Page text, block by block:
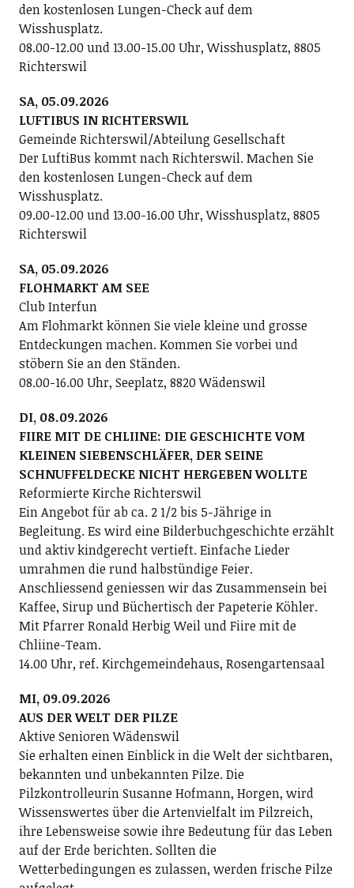
den kostenlosen Lungen-Check auf dem
Wisshusplatz.
08.00-12.00 und 13.00-15.00 Uhr, Wisshusplatz, 8805
Richterswil
SA, 05.09.2026
LUFTIBUS IN RICHTERSWIL
Gemeinde Richterswil/Abteilung Gesellschaft
Der LuftiBus kommt nach Richterswil. Machen Sie
den kostenlosen Lungen-Check auf dem
Wisshusplatz.
09.00-12.00 und 13.00-16.00 Uhr, Wisshusplatz, 8805
Richterswil
SA, 05.09.2026
FLOHMARKT AM SEE
Club Interfun
Am Flohmarkt können Sie viele kleine und grosse
Entdeckungen machen. Kommen Sie vorbei und
stöbern Sie an den Ständen.
08.00-16.00 Uhr, Seeplatz, 8820 Wädenswil
DI, 08.09.2026
FIIRE MIT DE CHLIINE: DIE GESCHICHTE VOM
KLEINEN SIEBENSCHLÄFER, DER SEINE
SCHNUFFELDECKE NICHT HERGEBEN WOLLTE
Reformierte Kirche Richterswil
Ein Angebot für ab ca. 2 1/2 bis 5-Jährige in
Begleitung. Es wird eine Bilderbuchgeschichte erzählt
und aktiv kindgerecht vertieft. Einfache Lieder
umrahmen die rund halbstündige Feier.
Anschliessend geniessen wir das Zusammensein bei
Kaffee, Sirup und Büchertisch der Papeterie Köhler.
Mit Pfarrer Ronald Herbig Weil und Fiire mit de
Chliine-Team.
14.00 Uhr, ref. Kirchgemeindehaus, Rosengartensaal
MI, 09.09.2026
AUS DER WELT DER PILZE
Aktive Senioren Wädenswil
Sie erhalten einen Einblick in die Welt der sichtbaren,
bekannten und unbekannten Pilze. Die
Pilzkontrolleurin Susanne Hofmann, Horgen, wird
Wissenswertes über die Artenvielfalt im Pilzreich,
ihre Lebensweise sowie ihre Bedeutung für das Leben
auf der Erde berichten. Sollten die
Wetterbedingungen es zulassen, werden frische Pilze